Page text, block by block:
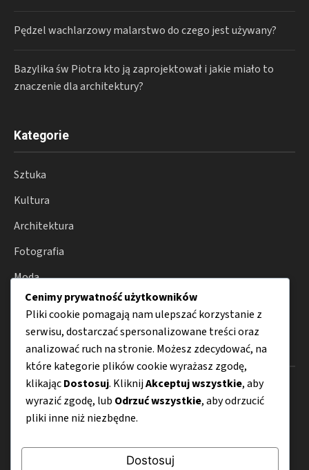
Pędzel wachlarzowy malarstwo do czego jest używany?
Bazylika św Piotra kto ją zaprojektował i jakie miało to
znaczenie dla architektury?
Kategorie
Sztuka
Kultura
Architektura
Fotografia
Moda
Porady
Menu
O nas
Kontakt
Cenimy prywatność użytkowników
Pliki cookie pomagają nam ulepszać korzystanie z
serwisu, dostarczać spersonalizowane treści oraz
analizować ruch na stronie. Możesz zdecydować, na
które kategorie plików cookie wyrażasz zgodę,
klikającDostosuj. KliknijAkceptuj wszystkie, aby
wyrazić zgodę, lub Odrzuć wszystkie, aby odrzucić
pliki inne niż niezbędne.
Dostosuj